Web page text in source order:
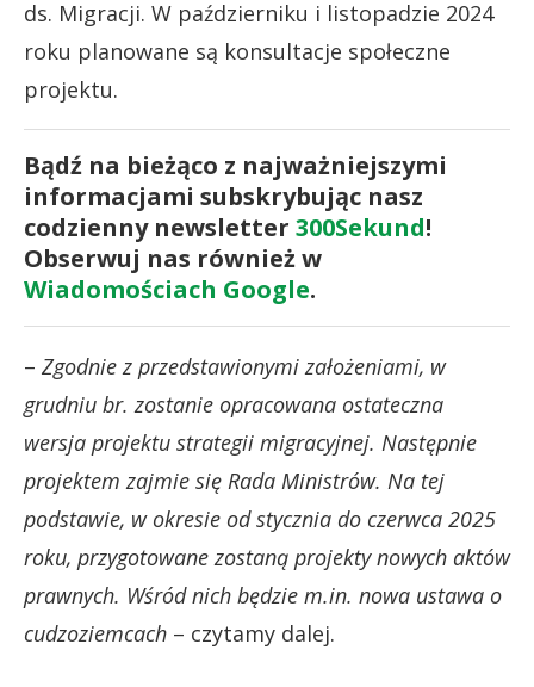
ds. Migracji. W październiku i listopadzie 2024
roku planowane są konsultacje społeczne
projektu.
Bądź na bieżąco z najważniejszymi
informacjami subskrybując nasz
codzienny newsletter 300Sekund!
Obserwuj nas również w
Wiadomościach Google.
– Zgodnie z przedstawionymi założeniami, w
grudniu br. zostanie opracowana ostateczna
wersja projektu strategii migracyjnej. Następnie
projektem zajmie się Rada Ministrów. Na tej
podstawie, w okresie od stycznia do czerwca 2025
roku, przygotowane zostaną projekty nowych aktów
prawnych. Wśród nich będzie m.in. nowa ustawa o
cudzoziemcach – czytamy dalej.